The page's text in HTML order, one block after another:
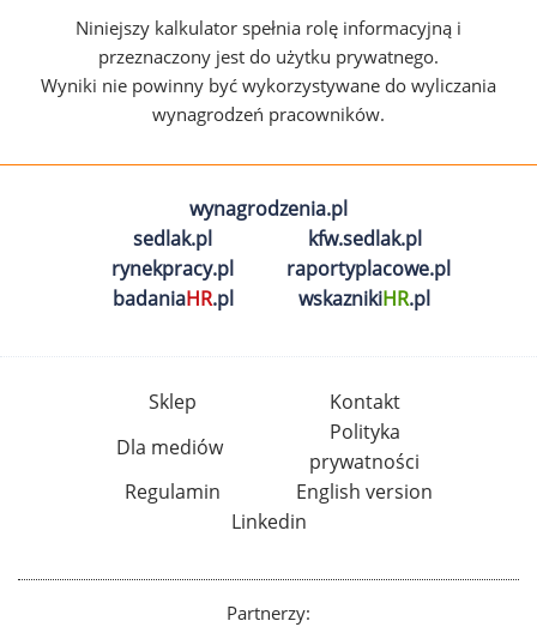
Niniejszy kalkulator spełnia rolę informacyjną i
przeznaczony jest do użytku prywatnego.
Wyniki nie powinny być wykorzystywane do wyliczania
wynagrodzeń pracowników.
wynagrodzenia.pl
sedlak.pl
kfw.sedlak.pl
rynekpracy.pl
raportyplacowe.pl
badaniaHR.pl wskaznikiHR.pl
Sklep
Kontakt
Dla mediów
Polityka
prywatności
Regulamin
English version
Linkedin
Partnerzy: